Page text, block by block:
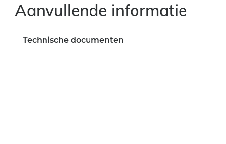
Aanvullende informatie
Technische documenten